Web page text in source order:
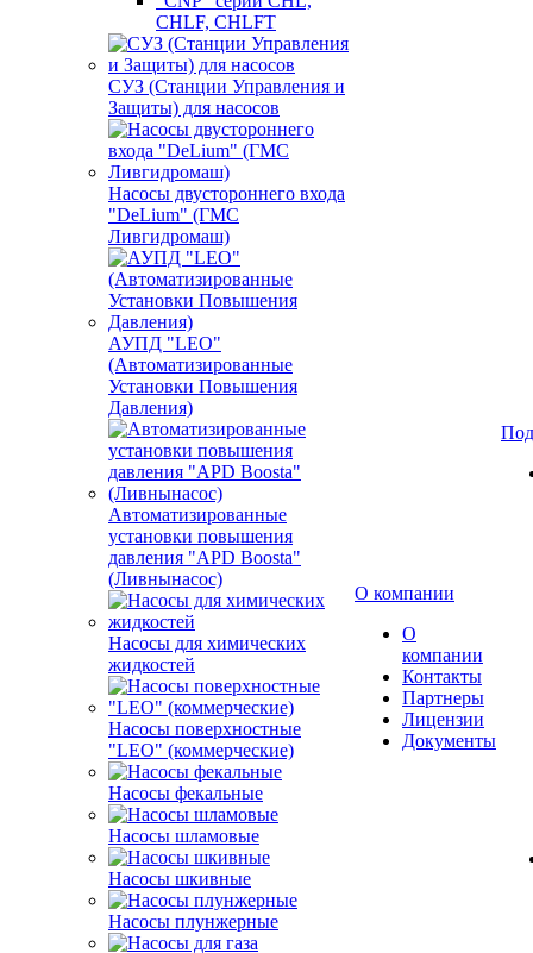
CHLF, CHLFT
СУЗ (Станции Управления и
Защиты) для насосов
Насосы двустороннего входа
"DeLium" (ГМС
Ливгидромаш)
АУПД "LEO"
(Автоматизированные
Установки Повышения
Давления)
Автоматизированные
установки повышения
давления "APD Boosta"
(Ливнынасос)
Насосы для химических
жидкостей
Насосы поверхностные
"LEO" (коммерческие)
Насосы фекальные
Насосы шламовые
Насосы шкивные
Насосы плунжерные
О компании
О
компании
Контакты
Партнеры
Лицензии
Документы